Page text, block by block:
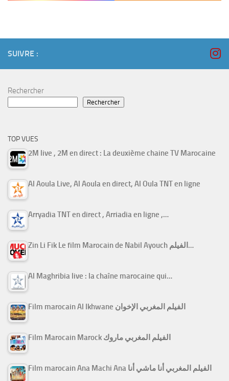
SUIVRE :
Rechercher
Rechercher
TOP VUES
2M live , 2M en direct : La deuxième chaine TV Marocaine
Al Aoula Live, Al Aoula en direct, Al Oula TNT en ligne
Arryadia TNT en direct , Arriadia en ligne ,…
Zin Li Fik Le film Marocain de Nabil Ayouch الفيلم…
Al Maghribia live : la chaîne marocaine qui…
Film marocain Al Ikhwane الفيلم المغربي الإخوان
Film Marocain Marock الفيلم المغربي ماروك
Film marocain Ana Machi Ana الفيلم المغربي أنا ماشي أنا